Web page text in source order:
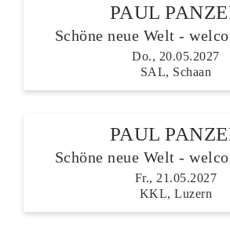
PAUL
Schöne neue Welt -
Do., 20.05.2027
SAL, Schaan
PAUL
Schöne neue Welt -
Fr., 21.05.2027
KKL, Luzern